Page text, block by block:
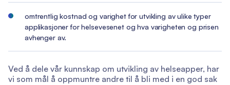
omtrentlig kostnad og varighet for utvikling av ulike typer
applikasjoner for helsevesenet og hva varigheten og prisen
avhenger av.
Ved å dele vår kunnskap om utvikling av helseapper, har
vi som mål å oppmuntre andre til å bli med i en god sak